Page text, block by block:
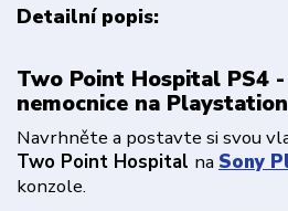
Detailní popis:
Two Point Hospital PS4
nemocnice na
Navrhněte a postavte si svou
Two Point Hospital na Sony
konzole.